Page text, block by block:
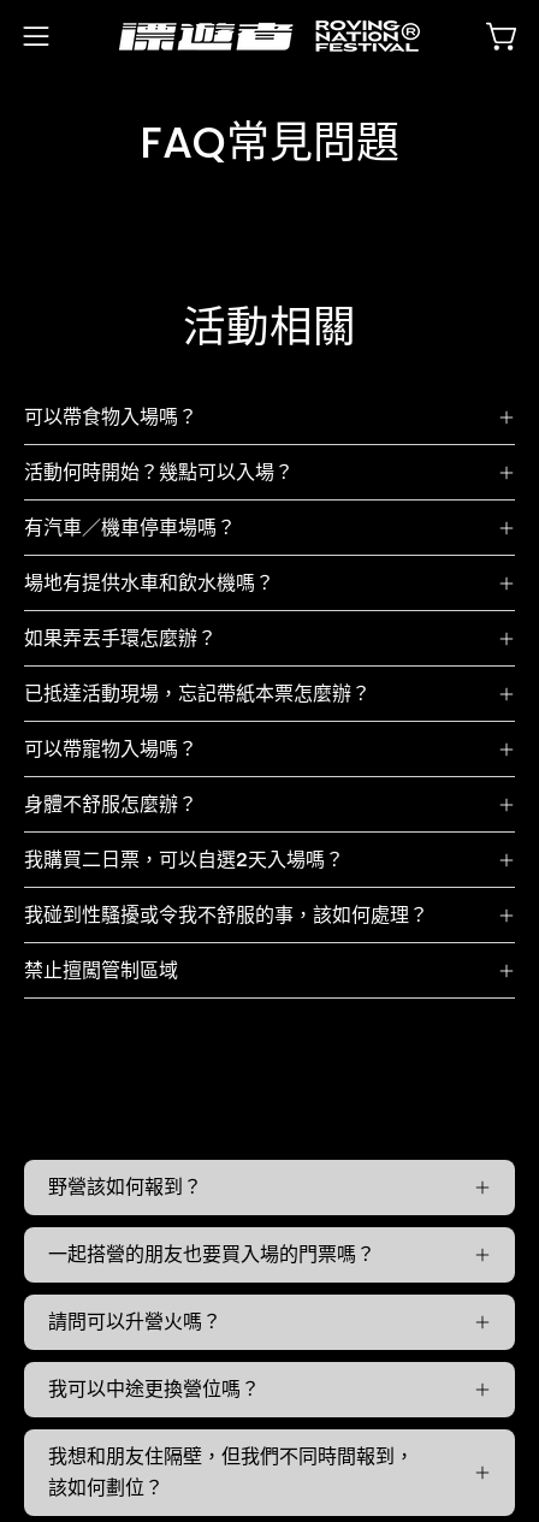
FAQ常見問題
活動相關
可以帶食物入場嗎？
活動何時開始？幾點可以入場？
有汽車／機車停車場嗎？
場地有提供水車和飲水機嗎？
如果弄丟手環怎麼辦？
已抵達活動現場，忘記帶紙本票怎麼辦？
可以帶寵物入場嗎？
身體不舒服怎麼辦？
我購買二日票，可以自選2天入場嗎？
我碰到性騷擾或令我不舒服的事，該如何處理？
禁止擅闖管制區域
野營該如何報到？
一起搭營的朋友也要買入場的門票嗎？
請問可以升營火嗎？
我可以中途更換營位嗎？
我想和朋友住隔壁，但我們不同時間報到，
該如何劃位？